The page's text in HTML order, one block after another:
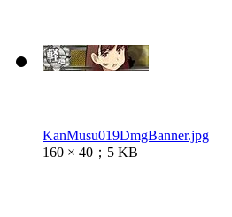
KanMusu019DmgBanner.jpg
160 × 40；5 KB